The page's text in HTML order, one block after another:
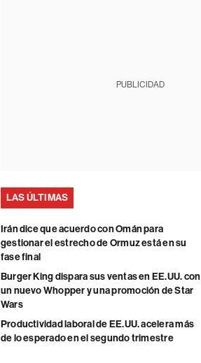
PUBLICIDAD
LAS ÚLTIMAS
Irán dice que acuerdo con Omán para
gestionar el estrecho de Ormuz está en su
fase final
Burger King dispara sus ventas en EE.UU. con
un nuevo Whopper y una promoción de Star
Wars
Productividad laboral de EE.UU. acelera más
de lo esperado en el segundo trimestre